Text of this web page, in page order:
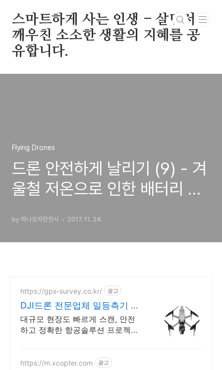
스마트하게 사는 인생 - 살면서
깨우친 소소한 생활의 지혜를 공
유합니다.
Flying Drones
드론 안전하게 날리기 (9) - 겨
울철 저온으로 인한 배터리 셀
by 하나모자란천사 2017. 11. 24.
https://gps-survey.co.kr/ 광고
DJI드론 전문업체 일등측기 대
형현장,플랜트 최적화
대규모 현장도 빠르게 스캔, 안전
하고 정확한 항공솔루션 프로젝트
https://m.xcopter.com 광고